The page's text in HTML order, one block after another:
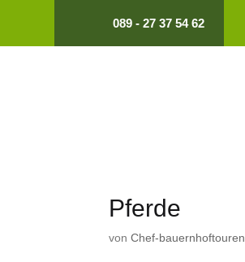
089 - 27 37 54 62
Pferde
vonChef-bauernhoftouren